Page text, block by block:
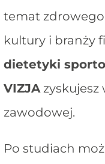
temat zdrowego
kultury i branży
dietetyki
VIZJAzyskujesz
zawodowej.
Po studiach